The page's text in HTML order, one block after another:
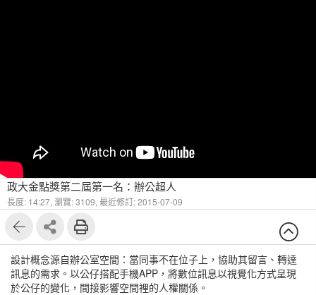
政大金點獎第二屆第一名：辦公超人
長度: 14:27, 瀏覽: 3109, 最近修訂: 2015-07-09
設計概念源自辦公室空間：當同事不在位子上，協助其留言、轉達
訊息的需求。以公仔搭配手機APP，將數位訊息以視覺化方式呈現
於公仔的變化，間接影響空間裡的人權關係。